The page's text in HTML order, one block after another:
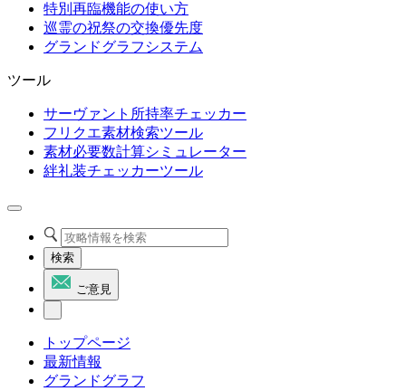
特別再臨機能の使い方
巡霊の祝祭の交換優先度
グランドグラフシステム
ツール
サーヴァント所持率チェッカー
フリクエ素材検索ツール
素材必要数計算シミュレーター
絆礼装チェッカーツール
検索
ご意見
トップページ
最新情報
グランドグラフ